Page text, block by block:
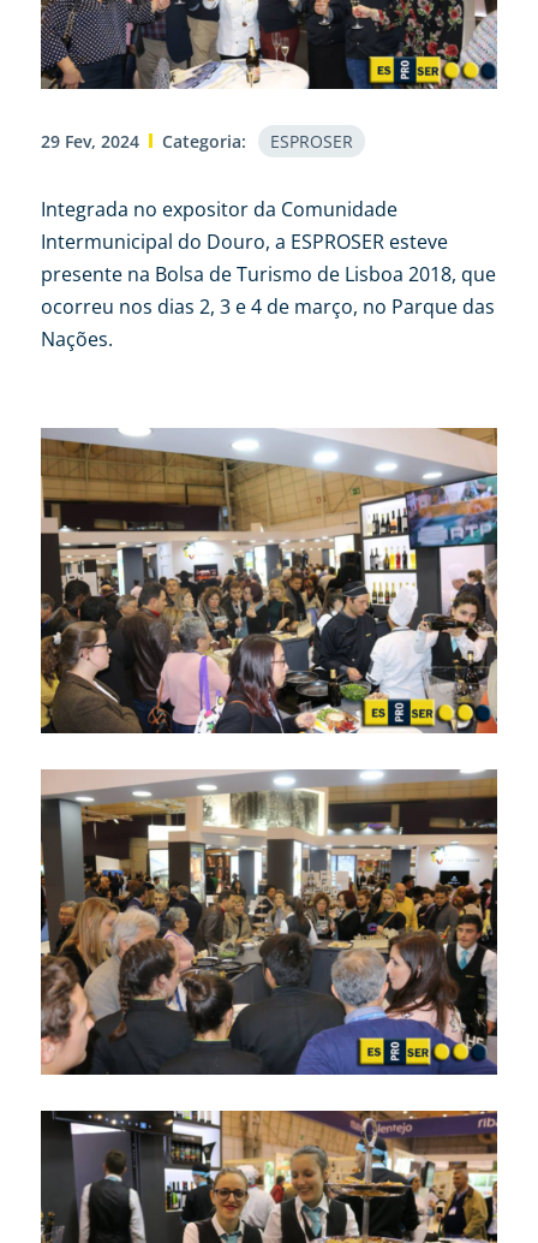
29 Fev, 2024 Categoria: ESPROSER
Integrada no expositor da Comunidade
Intermunicipal do Douro, a ESPROSER esteve
presente na Bolsa de Turismo de Lisboa 2018, que
ocorreu nos dias 2, 3 e 4 de março, no Parque das
Nações.